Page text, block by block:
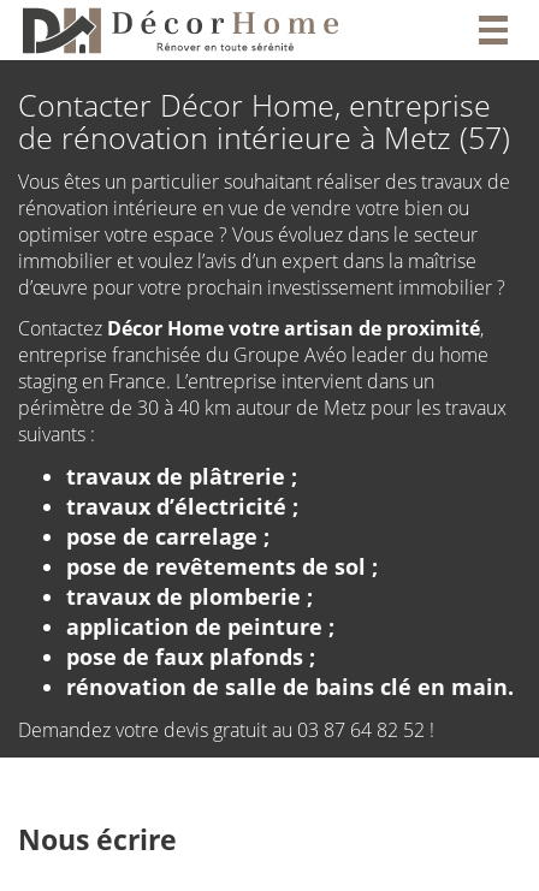
Contacter Décor Home, entreprise
de rénovation intérieure à Metz (57)
Vous êtes un particulier souhaitant réaliser des travaux de
rénovation intérieure en vue de vendre votre bien ou
optimiser votre espace ? Vous évoluez dans le secteur
immobilier et voulez l’avis d’un expert dans la maîtrise
d’œuvre pour votre prochain investissement immobilier ?
Contactez Décor Home votre artisan de proximité,
entreprise franchisée du Groupe Avéo leader du home
staging en France. L’entreprise intervient dans un
périmètre de 30 à 40 km autour de Metz pour les travaux
suivants :
travaux de plâtrerie ;
travaux d’électricité ;
pose de carrelage ;
pose de revêtements de sol ;
travaux de plomberie ;
application de peinture ;
pose de faux plafonds ;
rénovation de salle de bains clé en main.
Demandez votre devis gratuit au 03 87 64 82 52 !
Nous écrire